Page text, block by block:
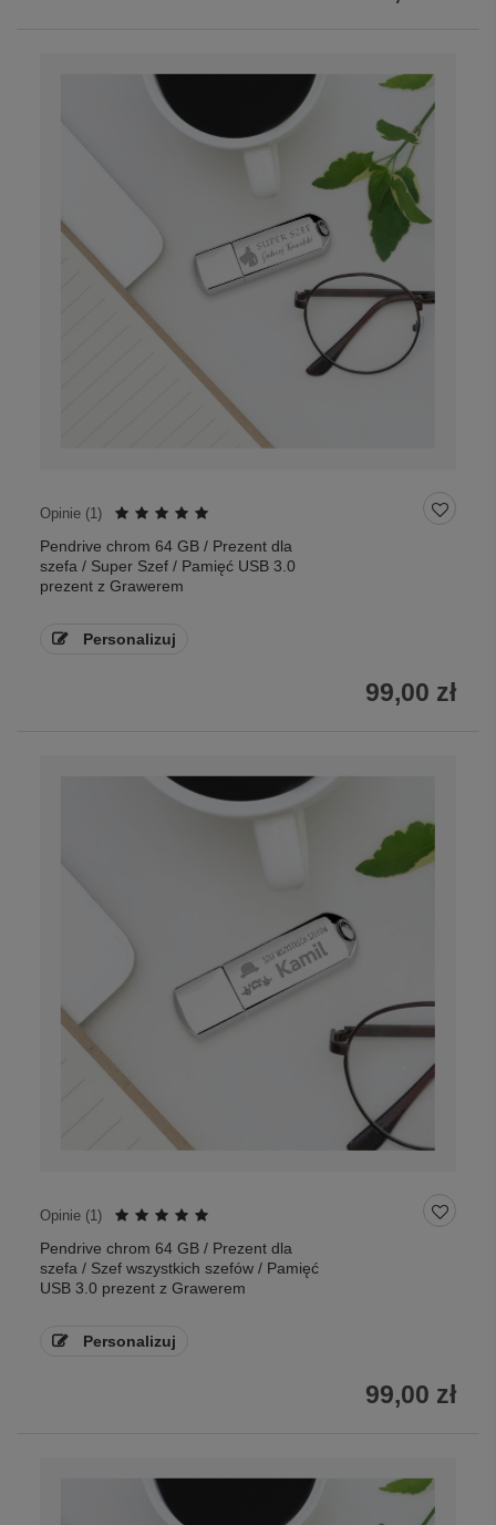
Opinie (1)
Pendrive chrom 64 GB / Prezent dla
szefa / Super Szef / Pamięć USB 3.0
prezent z Grawerem
Personalizuj
99,00 zł
Opinie (1)
Pendrive chrom 64 GB / Prezent dla
szefa / Szef wszystkich szefów / Pamięć
USB 3.0 prezent z Grawerem
Personalizuj
99,00 zł